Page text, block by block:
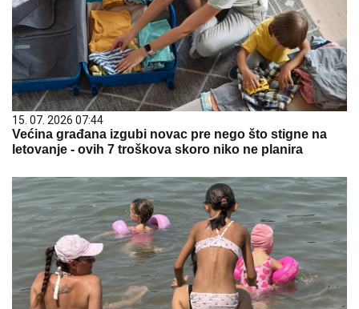
15. 07. 2026 07:44
Većina građana izgubi novac pre nego što stigne na
letovanje - ovih 7 troškova skoro niko ne planira